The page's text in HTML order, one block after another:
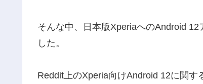
そんな中、日本版XperiaへのAndroid
した。
Reddit上のXperia向けAndroid 12に関す